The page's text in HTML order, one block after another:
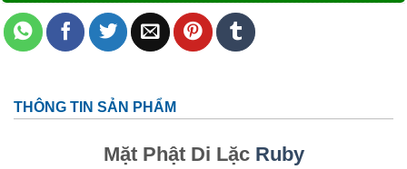
THÔNG TIN SẢN PHẨM
Mặt Phật Di Lặc Ruby